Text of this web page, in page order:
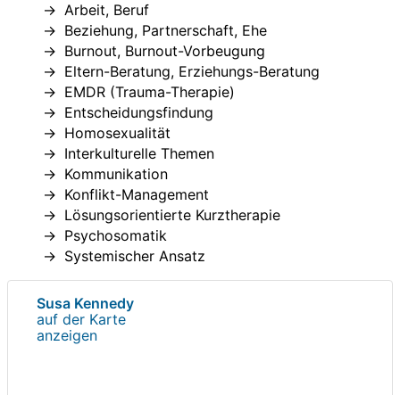
Arbeit, Beruf
Beziehung, Partnerschaft, Ehe
Burnout, Burnout-Vorbeugung
Eltern-Beratung, Erziehungs-Beratung
EMDR (Trauma-Therapie)
Entscheidungsfindung
Homosexualität
Interkulturelle Themen
Kommunikation
Konflikt-Management
Lösungsorientierte Kurztherapie
Psychosomatik
Systemischer Ansatz
Susa Kennedy
auf der Karte
anzeigen